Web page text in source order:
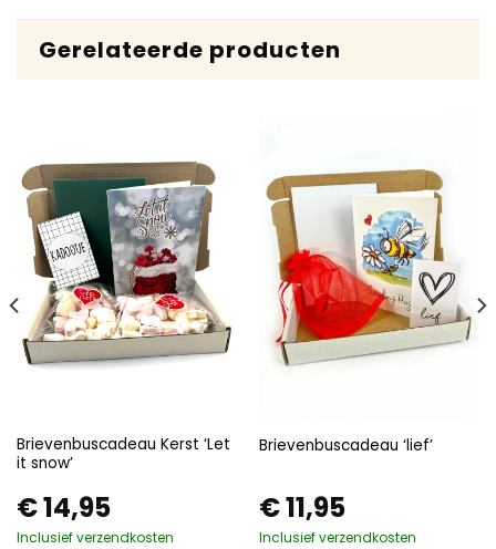
Gerelateerde producten
Brievenbuscadeau Kerst ‘Let
it snow’
€14,95
Inclusief verzendkosten
Brievenbuscadeau ‘lief’
€11,95
Inclusief verzendkosten